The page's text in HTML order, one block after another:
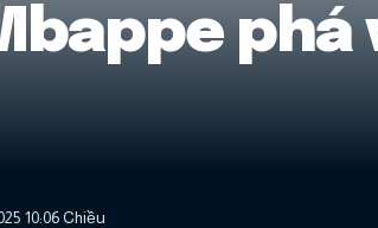
phá
10:06 Chiều